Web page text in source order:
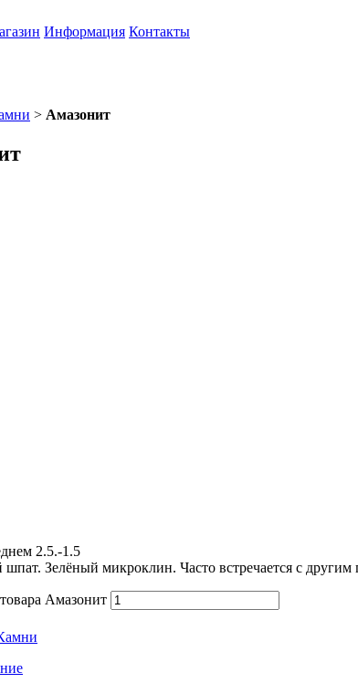
Информация Контакты
> Амазонит
2.5.-1.5
шпат. Зелёный микроклин. Часто встречается с
Амазонит